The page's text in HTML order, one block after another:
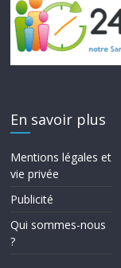
En savoir plus
Mentions légales et
vie privée
Publicité
Qui sommes-nous
?